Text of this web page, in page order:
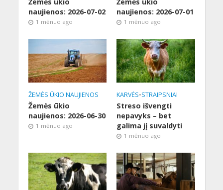
naujienos: 2026-07-02
1 mėnuo ago
naujienos: 2026-07-01
1 mėnuo ago
ŽEMĖS ŪKIO NAUJIENOS
Žemės ūkio
naujienos: 2026-06-30
1 mėnuo ago
KARVĖS•STRAIPSNIAI
Streso išvengti
nepavyks – bet
galima jį suvaldyti
1 mėnuo ago